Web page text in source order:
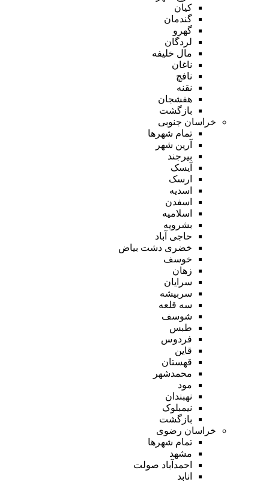
کیان
گندمان
گهرو
لردگان
مال خلیفه
ناغان
نافچ
نقنه
هفشجان
بازگشت
خراسان جنوبی
تمام شهر‌ها
آرین شهر
بیرجند
آیسک
ارسک
اسدیه
اسفدن
اسلامیه
بشرویه
حاجی آباد
خضری دشت بیاض
خوسف
زهان
سرایان
سربیشه
سه قلعه
شوسف
طبس
فردوس
قاین
قهستان
محمدشهر
مود
نهبندان
نیمبلوک
بازگشت
خراسان رضوی
تمام شهر‌ها
مشهد
احمدآباد صولت
انابد